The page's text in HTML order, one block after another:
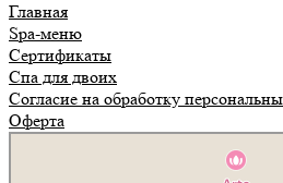
Главная
Spa-меню
Сертификаты
Спа для двоих
Согласие на обработку
Оферта
Вишняковское шоссе, 90А: как доехать на
транспортом или пешком – Яндекс Карты